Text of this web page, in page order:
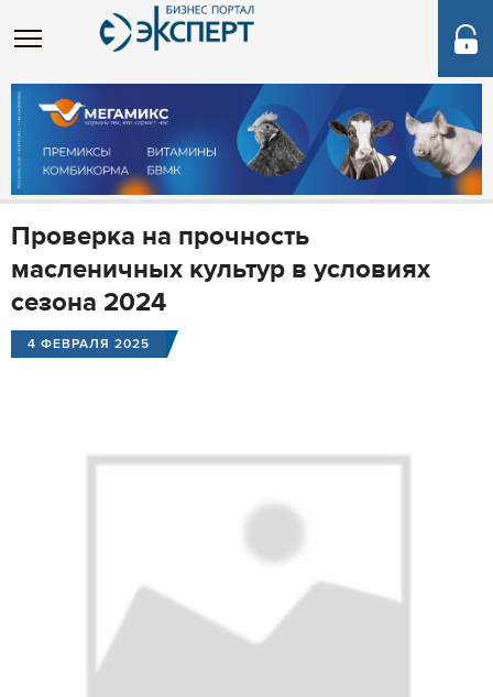
Проверка на прочность
масленичных культур в условиях
сезона 2024
4 ФЕВРАЛЯ 2025